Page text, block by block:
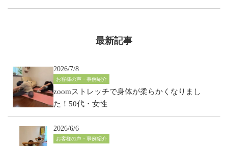
最新記事
2026/7/8
お客様の声・事例紹介
zoomストレッチで身体が柔らかくなりまし
た！50代・女性
2026/6/6
お客様の声・事例紹介